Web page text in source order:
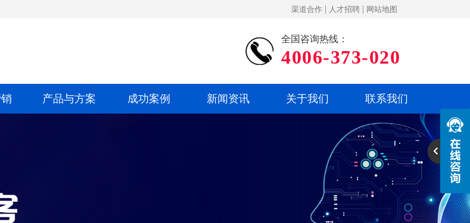
渠道合作 | 人才招聘 | 网站地图
全国咨询热线：
4006-373-020
产品与方案 成功案例 新闻资讯 关于我们 联系我们